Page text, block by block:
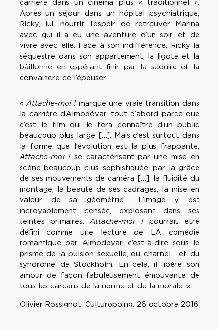
carrière dans un cinéma plus « traditionnel ».
Après un séjour dans un hôpital psychiatrique,
Ricky, lui, nourrit l’espoir de retrouver Marina
avec qui il a eu une aventure d’un soir, et de
vivre avec elle. Face à son indifférence, Ricky la
séquestre dans son appartement, la ligote et la
bâillonne en espérant finir par la séduire et la
convaincre de l’épouser.
«Attache-moi !marque une vraie transition dans
la carrière d’Almodóvar, tout d’abord parce que
c’est le film qui le fera connaître d’un public
beaucoup plus large […]. Mais c’est surtout dans
la forme que l’évolution est la plus frappante,
Attache-moi ! se caractérisant par une mise en
scène beaucoup plus sophistiquée, par la grâce
de ses mouvements de caméra […], la fluidité du
montage, la beauté de ses cadrages, la mise en
valeur de sa géométrie… L’image y est
incroyablement pensée, explosant dans ses
teintes primaires.Attache-moi ! pourrait être
défini comme une lecture de LA comédie
romantique par Almodóvar, c’est-à-dire sous le
prisme de la pulsion sexuelle, du charnel… et du
syndrome de Stockholm. En cela, il libère son
amour de façon fabuleusement émouvante de
tous les carcans de la norme et de la morale. »
Olivier Rossignot, Culturopoing, 26 octobre 2016